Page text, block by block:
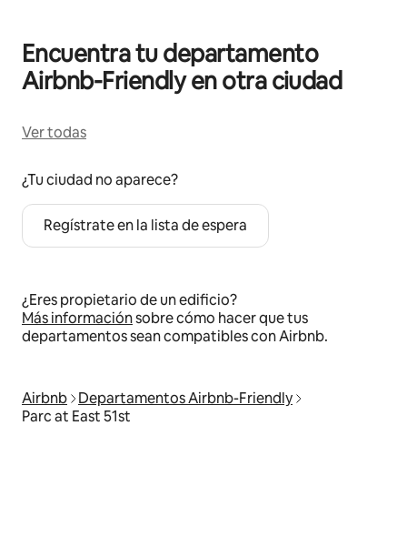
Encuentra tu departamento
Airbnb-Friendly en otra ciudad
Ver todas
¿Tu ciudad no aparece?
Regístrate en la lista de espera
¿Eres propietario de un edificio?
Más informaciónsobre cómo hacer que tus
departamentos sean compatibles con Airbnb.
Airbnb
Departamentos Airbnb-Friendly
Parc at East 51st